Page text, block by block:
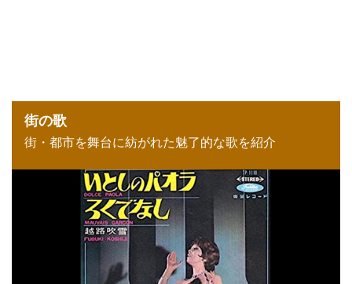
街の歌
街・都市を舞台に紡がれた魅了的な歌を紹介